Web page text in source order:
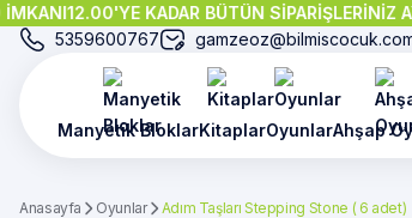
12.00'YE KADAR BÜTÜN SİPARİŞLERİNİZ
5359600767
Manyetik BloklarKitaplarOyunlarAhşap
Anasayfa Oyunlar Adım Taşları Stepping Stone ( 6 adet)